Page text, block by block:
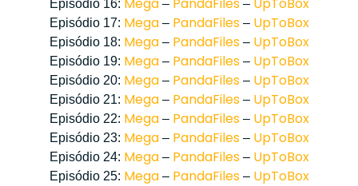
Episódio 16: – –
Episódio 17: Mega– PandaFiles– UpToBox
Episódio 18: Mega– PandaFiles– UpToBox
Episódio 19: Mega– PandaFiles– UpToBox
Episódio 20: Mega– PandaFiles– UpToBox
Episódio 21: Mega– PandaFiles– UpToBox
Episódio 22: Mega– PandaFiles– UpToBox
Episódio 23: Mega– PandaFiles– UpToBox
Episódio 24: Mega– PandaFiles– UpToBox
Episódio 25: Mega– PandaFiles– UpToBox